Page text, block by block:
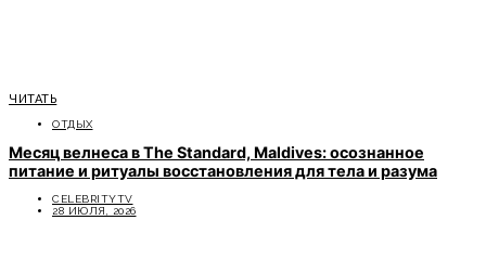
ЧИТАТЬ
ОТДЫХ
Месяц велнеса в The Standard, Maldives: осознанное
питание и ритуалы восстановления для тела и разума
CELEBRITYTV
28 ИЮЛЯ, 2026